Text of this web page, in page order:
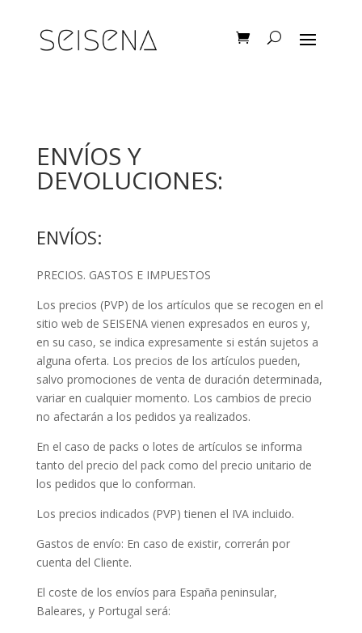
ENVÍOS Y
DEVOLUCIONES:
ENVÍOS:
PRECIOS. GASTOS E IMPUESTOS
Los precios (PVP) de los artículos que se recogen en el
sitio web de SEISENA vienen expresados en euros y,
en su caso, se indica expresamente si están sujetos a
alguna oferta. Los precios de los artículos pueden,
salvo promociones de venta de duración determinada,
variar en cualquier momento. Los cambios de precio
no afectarán a los pedidos ya realizados.
En el caso de packs o lotes de artículos se informa
tanto del precio del pack como del precio unitario de
los pedidos que lo conforman.
Los precios indicados (PVP) tienen el IVA incluido.
Gastos de envío: En caso de existir, correrán por
cuenta del Cliente.
El coste de los envíos para España peninsular,
Baleares, y Portugal será: